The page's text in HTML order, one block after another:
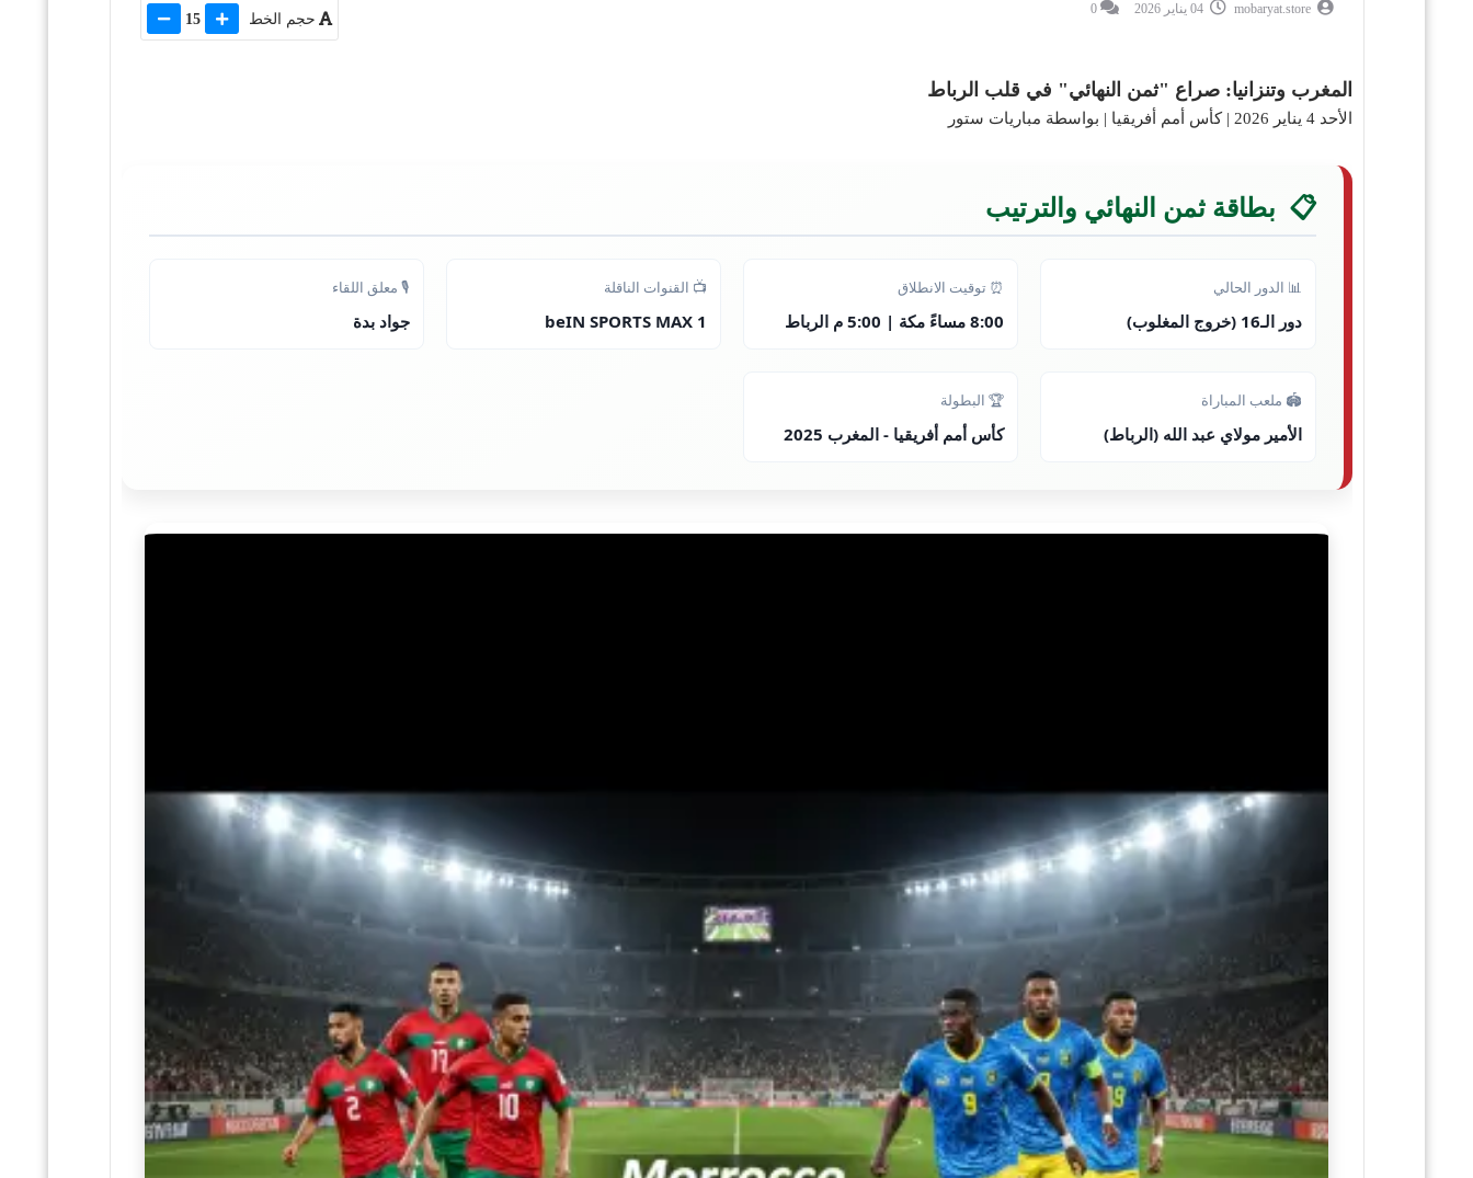
mobaryat.store 04 يناير 2026 0
حجم الخط 15
المغرب وتنزانيا: صراع "ثمن النهائي" في قلب الرباط
الأحد 4 يناير 2026 |كأس أمم أفريقيا | بواسطة مباريات ستور
📋 بطاقة ثمن النهائي والترتيب
📊 الدور الحالي
دور الـ16 (خروج المغلوب)
⏰ توقيت الانطلاق
8:00 مساءً مكة | 5:00 م الرباط
📺 القنوات الناقلة
beIN SPORTS MAX 1
🎙️ معلق اللقاء
جواد بدة
🏟️ ملعب المباراة
الأمير مولاي عبد الله (الرباط)
🏆 البطولة
كأس أمم أفريقيا - المغرب 2025